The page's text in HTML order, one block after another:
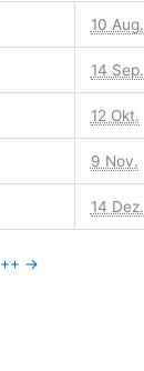
10 Aug.
14 Sep.
12 Okt.
9 Nov.
14 Dez.
++ →